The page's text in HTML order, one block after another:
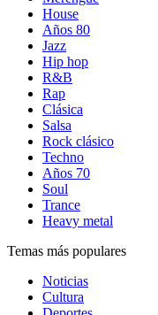
House
Años 80
Jazz
Hip hop
R&B
Rap
Clásica
Salsa
Rock clásico
Techno
Años 70
Soul
Trance
Heavy metal
Temas más populares
Noticias
Cultura